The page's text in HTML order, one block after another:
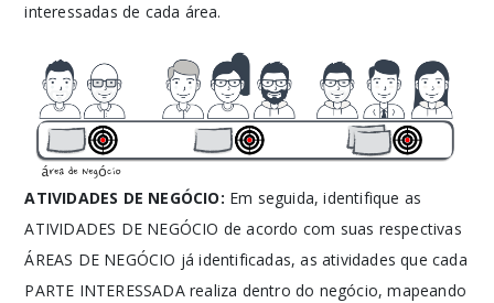
interessadas de cada área.
ATIVIDADES DE NEGÓCIO: Em seguida, identifique as
ATIVIDADES DE NEGÓCIO de acordo com suas respectivas
ÁREAS DE NEGÓCIO já identificadas, as atividades que cada
PARTE INTERESSADA realiza dentro do negócio, mapeando